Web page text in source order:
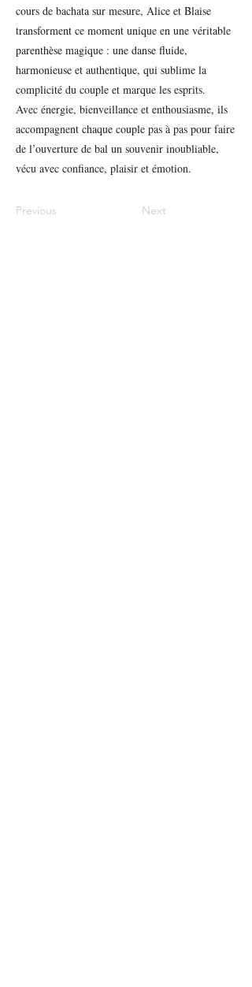
cours de bachata sur mesure, Alice et Blaise
transforment ce moment unique en une véritable
parenthèse magique : une danse fluide,
harmonieuse et authentique, qui sublime la
complicité du couple et marque les esprits.
Avec énergie, bienveillance et enthousiasme, ils
accompagnent chaque couple pas à pas pour faire
de l’ouverture de bal un souvenir inoubliable,
vécu avec confiance, plaisir et émotion.
Previous Next